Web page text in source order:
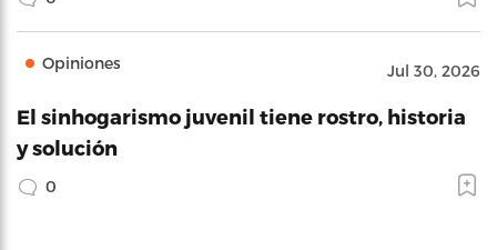
Opiniones Jul 30, 2026
El sinhogarismo juvenil tiene rostro, historia
y solución
0